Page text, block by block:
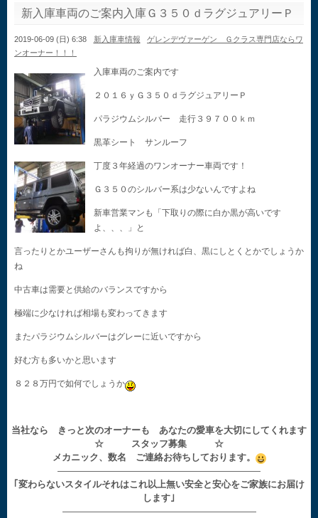
新入庫車両のご案内入庫Ｇ３５０ｄラグジュアリーＰ
2019-06-09 (日) 6:38 新入庫車情報
ゲレンデヴァーゲン Ｇクラス専門店ならワ
ンオーナー！！！
入庫車両のご案内です
２０１６ｙＧ３５０ｄラグジュアリーＰ
パラジウムシルバー 走行３９７００ｋｍ
黒革シート サンルーフ
丁度３年経過のワンオーナー車両です！
Ｇ３５０のシルバー系は少ないんですよね
新車営業マンも「下取りの際に白か黒が高いです
よ、、、」と
言ったりとかユーザーさんも拘りが無ければ白、黒にしとくとかでしょうか
ね
中古車は需要と供給のバランスですから
極端に少なければ相場も変わってきます
またパラジウムシルバーはグレーに近いですから
好む方も多いかと思います
８２８万円で如何でしょうか
当社なら きっと次のオーナーも あなたの愛車を大切にしてくれます
☆ スタッフ募集 ☆
メカニック、数名 ご連絡お待ちしております。
——————————————————————
｢変わらないスタイルそれはこれ以上無い安全と安心をご家族にお届け
します｣
—————————————————————